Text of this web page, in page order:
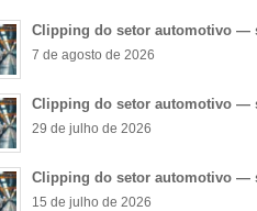
Clipping do setor automotivo —
7 de agosto de 2026
Clipping do setor automotivo —
29 de julho de 2026
Clipping do setor automotivo —
15 de julho de 2026